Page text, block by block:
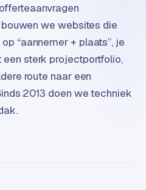
we websites die
“aannemer + plaats”, je
sterk projectportfolio,
route naar een
2013 doen we techniek